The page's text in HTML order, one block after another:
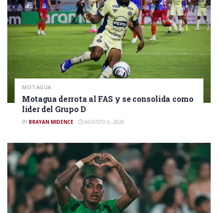
MOTAGUA
Motagua derrota al FAS y se consolida como
líder del Grupo D
BY BRAYAN MIDENCE AGOSTO 6, 2026